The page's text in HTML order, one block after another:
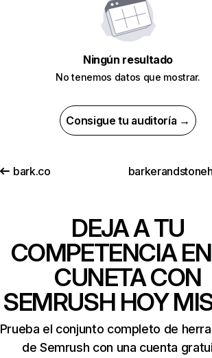
Ningún resultado
No tenemos datos que mostrar.
Consigue tu auditoría →
bark.co
DEJA A TU
COMPETENCIA
CUNETA CON
SEMRUSH HOY
Prueba el conjunto completo de
de Semrush con una cuenta